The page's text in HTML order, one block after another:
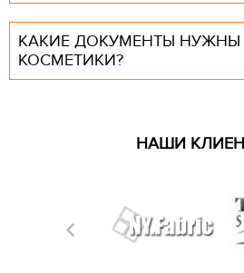
КАКИЕ ДОКУМЕНТЫ
КОСМЕТИКИ?
НАШИ